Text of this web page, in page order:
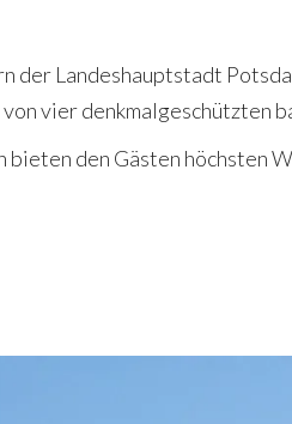
Landeshauptstadt
vier denkmalgeschützten
den Gästen höchsten